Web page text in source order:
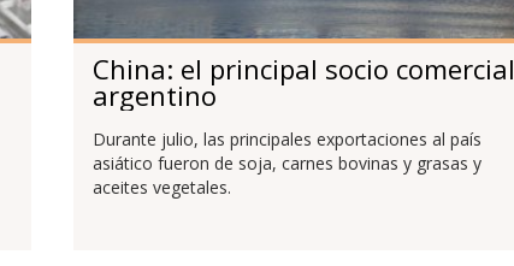
China: el principal socio comercial
argentino
Durante julio, las principales exportaciones al país
asiático fueron de soja, carnes bovinas y grasas y
aceites vegetales.